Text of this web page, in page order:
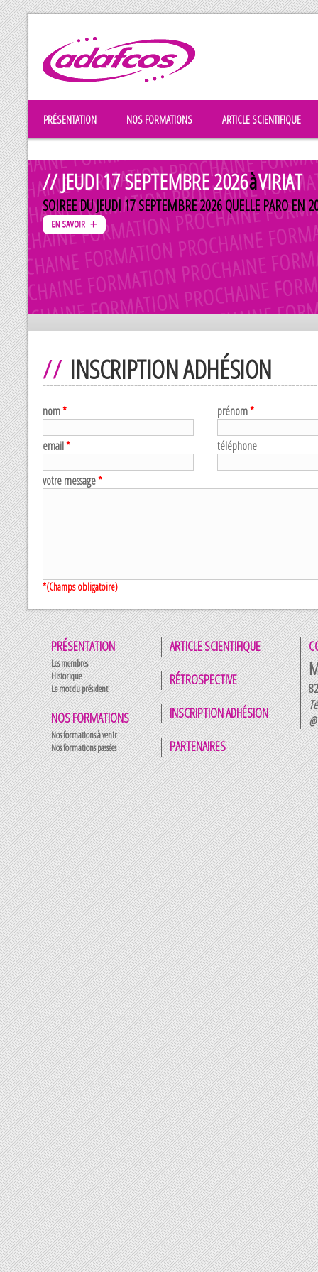
PRÉSENTATION NOS FORMATIONS ARTICLE SCIENTIFIQUE
// JEUDI 17 SEPTEMBRE 2026àVIRIAT
SOIREE DU JEUDI 17 SEPTEMBRE 2026 QUELLE PARO EN
INSCRIPTION ADHÉSION
nom* prénom*
email* téléphone
votre message*
*(Champs obligatoire)
PRÉSENTATION
Les membres
Historique
Le mot du président
NOS FORMATIONS
Nos formations à venir
Nos formations passées
ARTICLE SCIENTIFIQUE
RÉTROSPECTIVE
INSCRIPTION ADHÉSION
PARTENAIRES